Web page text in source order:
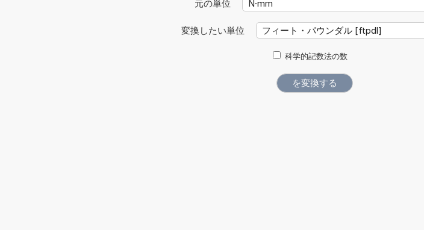
元の単位
変換したい単位
科学的記数法の数